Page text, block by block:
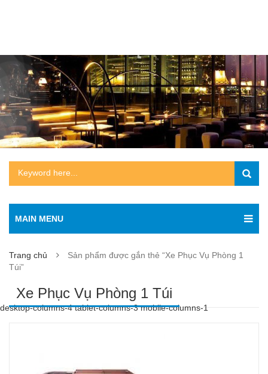
MAIN MENU
Trang chủ
Sản phẩm được gắn thẻ “Xe Phục Vụ Phòng 1
Túi”
Xe Phục Vụ Phòng 1 Túi
desktop-columns-4 tablet-columns-3 mobile-columns-1